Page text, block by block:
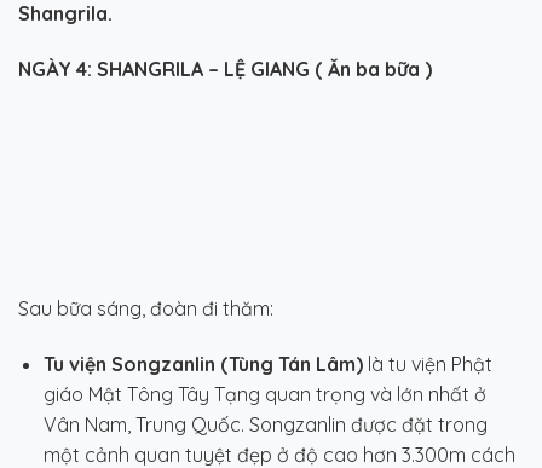
Shangrila.
NGÀY 4: SHANGRILA – LỆ GIANG ( Ăn ba bữa )
Sau bữa sáng, đoàn đi thăm:
Tu viện Songzanlin (Tùng Tán Lâm)là tu viện Phật
giáo Mật Tông Tây Tạng quan trọng và lớn nhất ở
Vân Nam, Trung Quốc. Songzanlin được đặt trong
một cảnh quan tuyệt đẹp ở độ cao hơn 3.300m cách